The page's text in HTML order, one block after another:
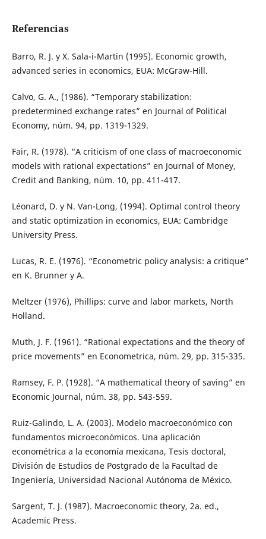
Referencias
Barro, R. J. y X. Sala-i-Martin (1995). Economic growth,
advanced series in economics, EUA: McGraw-Hill.
Calvo, G. A., (1986). “Temporary stabilization:
predetermined exchange rates” en Journal of Political
Economy, núm. 94, pp. 1319-1329.
Fair, R. (1978). “A criticism of one class of macroeconomic
models with rational expectations” en Journal of Money,
Credit and Banking, núm. 10, pp. 411-417.
Léonard, D. y N. Van-Long, (1994). Optimal control theory
and static optimization in economics, EUA: Cambridge
University Press.
Lucas, R. E. (1976). “Econometric policy analysis: a critique”
en K. Brunner y A.
Meltzer (1976), Phillips: curve and labor markets, North
Holland.
Muth, J. F. (1961). “Rational expectations and the theory of
price movements” en Econometrica, núm. 29, pp. 315-335.
Ramsey, F. P. (1928). “A mathematical theory of saving” en
Economic Journal, núm. 38, pp. 543-559.
Ruiz-Galindo, L. A. (2003). Modelo macroeconómico con
fundamentos microeconómicos. Una aplicación
econométrica a la economía mexicana, Tesis doctoral,
División de Estudios de Postgrado de la Facultad de
Ingeniería, Universidad Nacional Autónoma de México.
Sargent, T. J. (1987). Macroeconomic theory, 2a. ed.,
Academic Press.